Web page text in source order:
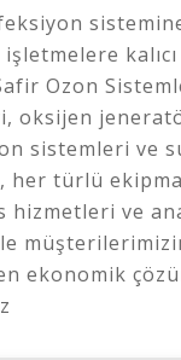
Ozon
oksijen
sistemleri ve
her türlü
hizmetleri ve
ekonomik